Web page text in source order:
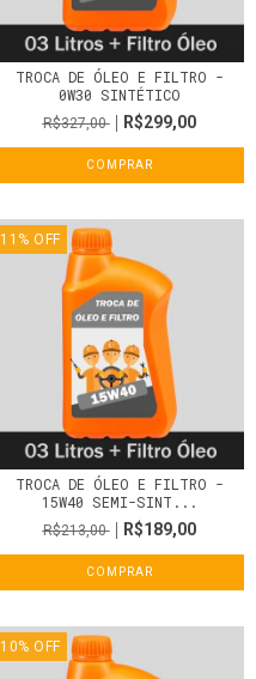
TROCA DE ÓLEO E FILTRO -
0W30 SINTÉTICO
R$327,00 R$299,00
COMPRAR
11 % OFF
TROCA DE ÓLEO E FILTRO -
15W40 SEMI-SINT...
R$213,00 R$189,00
COMPRAR
10% OFF